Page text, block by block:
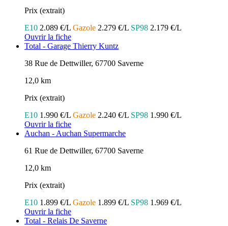
Prix (extrait)
E10 2.089 €/L Gazole 2.279 €/L SP98 2.179 €/L
Ouvrir la fiche
Total - Garage Thierry Kuntz
38 Rue de Dettwiller, 67700 Saverne
12,0 km
Prix (extrait)
E10 1.990 €/L Gazole 2.240 €/L SP98 1.990 €/L
Ouvrir la fiche
Auchan - Auchan Supermarche
61 Rue de Dettwiller, 67700 Saverne
12,0 km
Prix (extrait)
E10 1.899 €/L Gazole 1.899 €/L SP98 1.969 €/L
Ouvrir la fiche
Total - Relais De Saverne